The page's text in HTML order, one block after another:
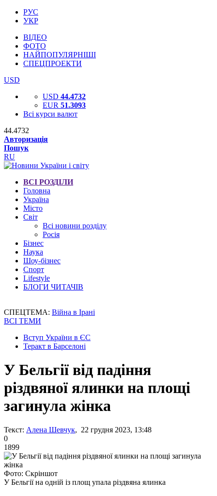
РУС
УКР
ВІДЕО
ФОТО
НАЙПОПУЛЯРНІШІ
СПЕЦПРОЕКТИ
USD
USD 44.4732
EUR 51.3093
Всі курси валют
44.4732
Авторизація
Пошук
RU
ВСІ РОЗДІЛИ
Головна
Україна
Місто
Світ
Всі новини розділу
Росія
Бізнес
Наука
Шоу-бізнес
Спорт
Lifestyle
БЛОГИ ЧИТАЧІВ
СПЕЦТЕМА: Війна в Ірані
ВСІ ТЕМИ
Вступ України в ЄС
Теракт в Барселоні
У Бельгії від падіння
різдвяної ялинки на площі
загинула жінка
Текст: Алена Шевчук, 22 грудня 2023, 13:48
0
1899
Фото: Скріншот
У Бельгії на одній із площ упала різдвяна ялинка